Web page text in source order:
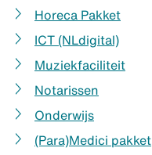
Horeca Pakket
ICT (NLdigital)
Muziekfaciliteit
Notarissen
Onderwijs
(Para)Medici pakket